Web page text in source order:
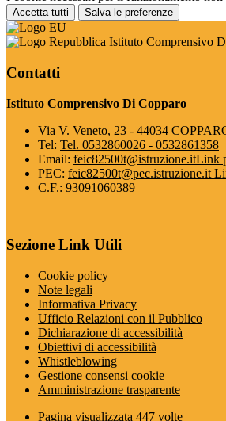
Accetta tutti Salva le preferenze
Istituto Comprensivo
Contatti
Istituto Comprensivo Di Copparo
Via V. Veneto, 23 - 44034
Tel: Tel. 0532860026 - 0532861358
Email: feic82500t@istruzione.itLink
PEC: feic82500t@pec.istruzione.it
C.F.: 93091060389
Sezione Link Utili
Cookie policy
Note legali
Informativa Privacy
Ufficio Relazioni con il Pubblico
Dichiarazione di accessibilità
Obiettivi di accessibilità
Whistleblowing
Gestione consensi cookie
Amministrazione trasparente
Pagina visualizzata 447 volte